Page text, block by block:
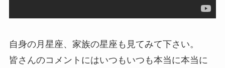
自身の月星座、家族の星座も見てみて下さい。
皆さんのコメントにはいつもいつも本当に本当に